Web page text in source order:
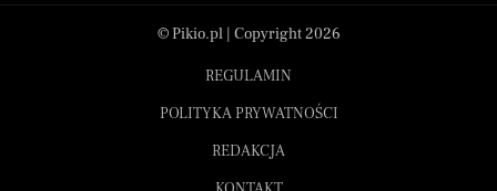
© Pikio.pl | Copyright 2026
REGULAMIN
POLITYKA PRYWATNOŚCI
REDAKCJA